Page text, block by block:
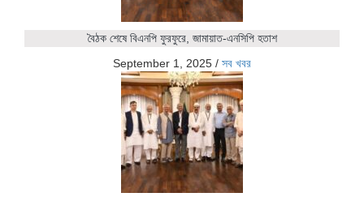
বৈঠক শেষে বিএনপি ফুরফুরে, জামায়াত-এনসিপি হতাশ
September 1, 2025 / সব খবর